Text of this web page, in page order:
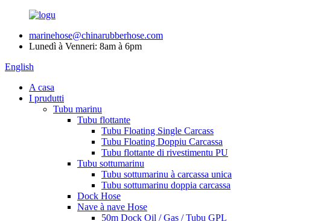
marinehose@chinarubberhose.com
Lunedì à Venneri: 8am à 6pm
English
A casa
I prudutti
Tubu marinu
Tubu flottante
Tubu Floating Single Carcass
Tubu Floating Doppiu Carcassa
Tubu flottante di rivestimentu PU
Tubu sottumarinu
Tubu sottumarinu à carcassa unica
Tubu sottumarinu doppia carcassa
Dock Hose
Nave à nave Hose
50m Dock Oil / Gas / Tubu GPL